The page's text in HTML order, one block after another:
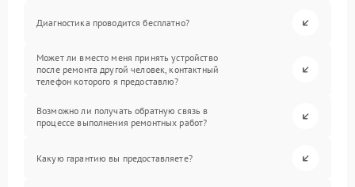
Диагностика проводится бесплатно?
Может ли вместо меня принять устройство
после ремонта другой человек, контактный
телефон которого я предоставлю?
Возможно ли получать обратную связь в
процессе выполнения ремонтных работ?
Какую гарантию вы предоставляете?